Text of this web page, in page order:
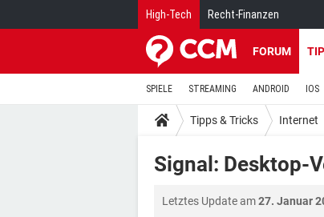
High-Tech Recht-Finanzen
FORUM
SPIELE STREAMING ANDROID IOS
Tipps & Tricks Internet
Signal: Desktop-
Letztes Update am27. Januar